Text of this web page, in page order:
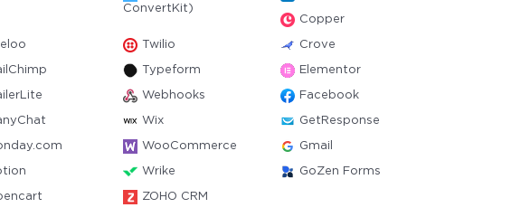
ConvertKit)
Copper
Twilio Crove
Typeform Elementor
Webhooks Facebook
Wix GetResponse
WooCommerce Gmail
Wrike GoZen Forms
ZOHO CRM